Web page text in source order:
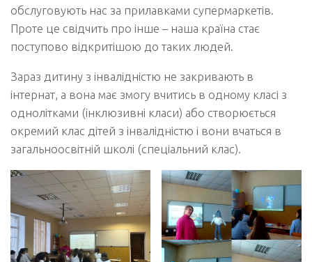
обслуговують нас за прилавками супермаркетів.
Проте це свідчить про інше – наша країна стає
поступово відкритішою до таких людей.
Зараз дитину з інвалідністю не закривають в
інтернат, а вона має змогу вчитись в одному класі з
однолітками (інклюзивні класи) або створюється
окремий клас дітей з інвалідністю і вони вчаться в
загальноосвітній школі (спеціальний клас).